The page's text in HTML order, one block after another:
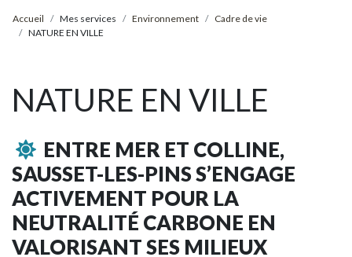
Accueil Mes services Environnement
Cadre de vie
NATURE EN VILLE
NATURE EN VILLE
ENTRE MER ET COLLINE,
SAUSSET-LES-PINS S’ENGAGE
ACTIVEMENT POUR LA
NEUTRALITÉ CARBONE EN
VALORISANT SES MILIEUX